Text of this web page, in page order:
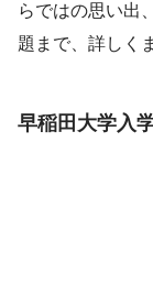
らではの思い出
題まで、詳しく
早稲田大学入